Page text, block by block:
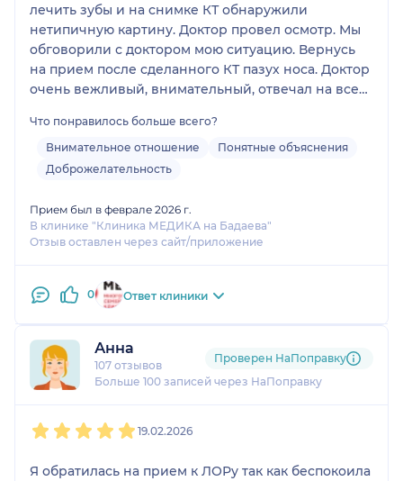
лечить зубы и на снимке КТ обнаружили
нетипичную картину. Доктор провел осмотр. Мы
обговорили с доктором мою ситуацию. Вернусь
на прием после сделанного КТ пазух носа. Доктор
очень вежливый, внимательный, отвечал на все
однозначно. Спасибо.
Что понравилось больше всего?
Внимательное отношение
Понятные объяснения
Доброжелательность
Прием был в феврале 2026 г.
В клинике "Клиника МЕДИКА на Бадаева"
Отзыв оставлен через сайт/приложение
0 Ответ клиники
Анна
107 отзывов
Больше 100 записей через НаПоправку
Проверен НаПоправку
19.02.2026
Я обратилась на прием к ЛОРу так как беспокоила